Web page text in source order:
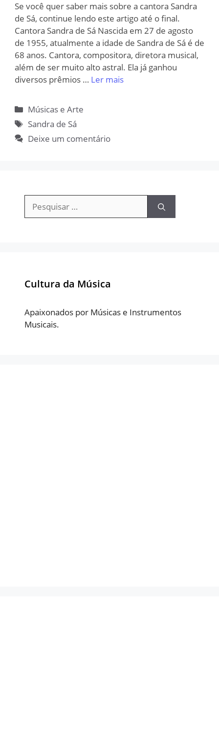
Se você quer saber mais sobre a cantora Sandra
de Sá, continue lendo este artigo até o final.
Cantora Sandra de Sá Nascida em 27 de agosto
de 1955, atualmente a idade de Sandra de Sá é de
68 anos. Cantora, compositora, diretora musical,
além de ser muito alto astral. Ela já ganhou
diversos prêmios … Ler mais
Categorias
Músicas e Arte
Tags
Sandra de Sá
Deixe um comentário
Pesquisar
por:
Cultura da Música
Apaixonados por Músicas e Instrumentos
Musicais.